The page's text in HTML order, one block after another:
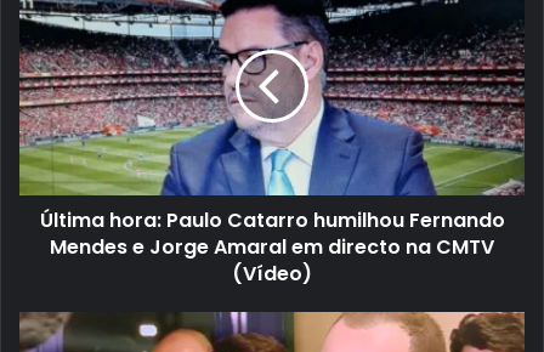
Última hora: Paulo Catarro humilhou Fernando
Mendes e Jorge Amaral em directo na CMTV
(Vídeo)